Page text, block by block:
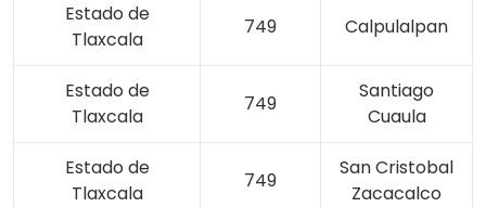
Estado de
Tlaxcala
749 Calpulalpan
Estado de
Tlaxcala
749
Santiago
Cuaula
Estado de
Tlaxcala
749
San Cristobal
Zacacalco